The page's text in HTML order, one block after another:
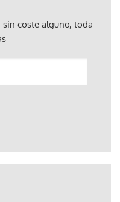
sin coste alguno, toda